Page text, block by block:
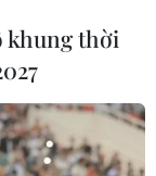
khung thời